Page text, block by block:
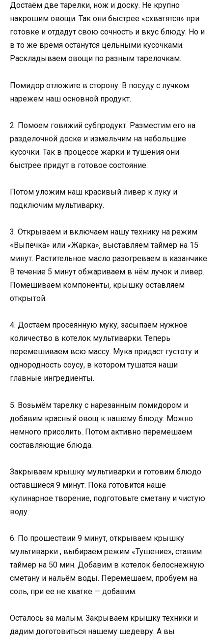
Достаём две тарелки, нож и доску. Не крупно
накрошим овощи. Так они быстрее «схватятся» при
готовке и отдадут свою сочность и вкус блюду. Но и
в то же время останутся цельными кусочками.
Раскладываем овощи по разным тарелочкам.
Помидор отложите в сторону. В посуду с лучком
нарежем наш основной продукт.
2. Помоем говяжий субпродукт. Разместим его на
разделочной доске и измельчим на небольшие
кусочки. Так в процессе жарки и тушения они
быстрее придут в готовое состояние.
Потом уложим наш красивый ливер к луку и
подключим мультиварку.
3. Открываем и включаем нашу технику на режим
«Выпечка» или «Жарка», выставляем таймер на 15
минут. Растительное масло разогреваем в казанчике.
В течение 5 минут обжариваем в нём лучок и ливер.
Помешиваем компоненты, крышку оставляем
открытой.
4. Достаём просеянную муку, засыпаем нужное
количество в котелок мультиварки. Теперь
перемешиваем всю массу. Мука придаст густоту и
однородность соусу, в котором тушатся наши
главные ингредиенты.
5. Возьмём тарелку с нарезанным помидором и
добавим красный овощ к нашему блюду. Можно
немного присолить. Потом активно перемешаем
составляющие блюда.
Закрываем крышку мультиварки и готовим блюдо
оставшиеся 9 минут. Пока готовится наше
кулинарное творение, подготовьте сметану и чистую
воду.
6. По прошествии 9 минут, открываем крышку
мультиварки , выбираем режим «Тушение», ставим
таймер на 50 мин. Добавим в котелок белоснежную
сметану и нальём воды. Перемешаем, пробуем на
соль, при ее не хватке — добавим.
Осталось за малым. Закрываем крышку техники и
дадим доготовиться нашему шедевру. А вы